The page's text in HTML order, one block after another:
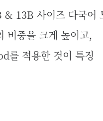
13B 사이즈 다국어
비중을 크게 높이고,
적용한 것이 특징